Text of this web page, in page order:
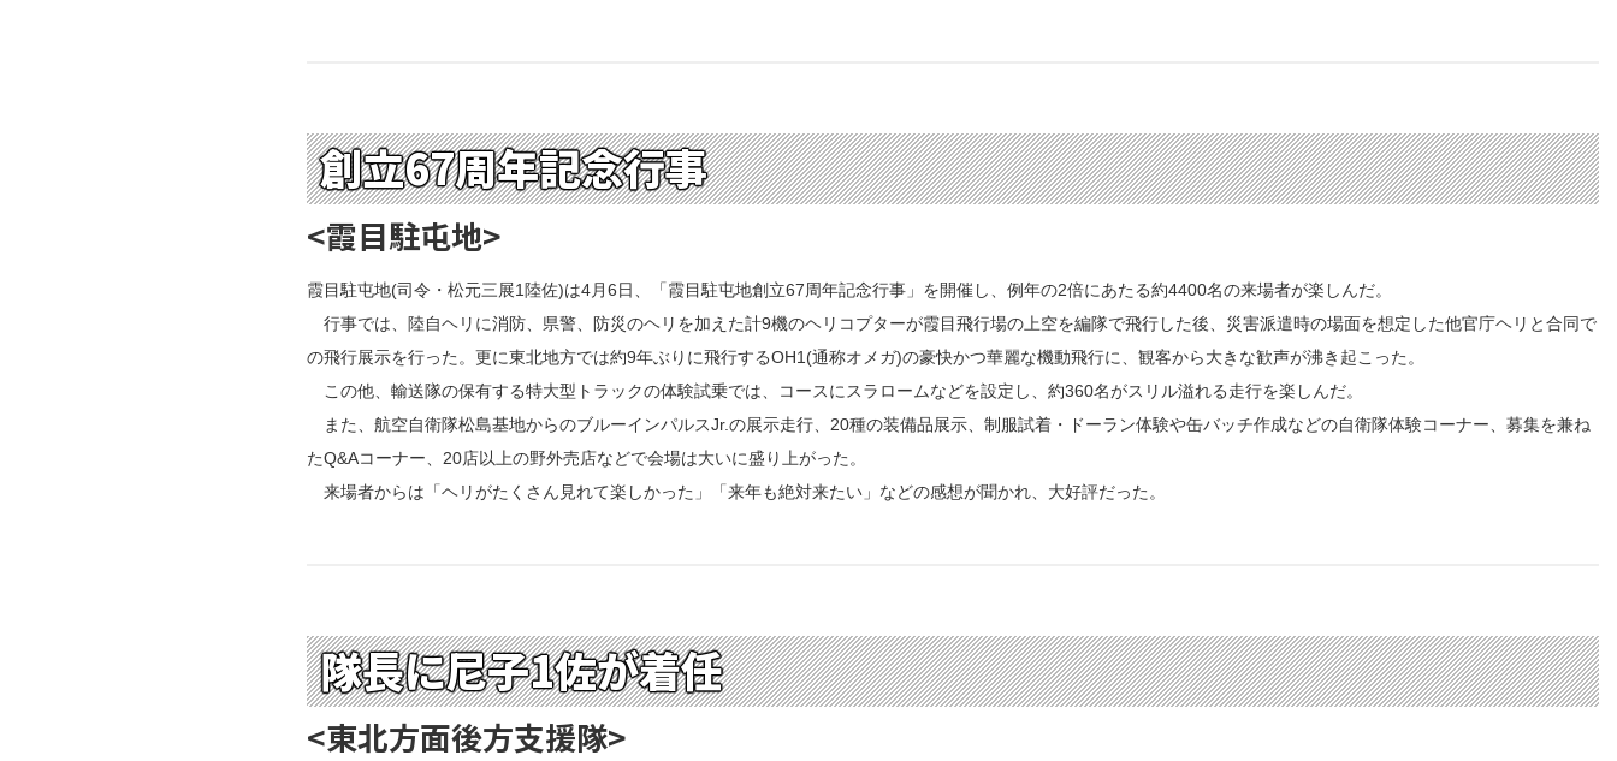
創立67周年記念行事
<霞目駐屯地>
霞目駐屯地(司令・松元三展1陸佐)は4月6日、「霞目駐屯地創立67周年記念行事」を開催し、例年の2倍にあたる約4400名の来場者が楽しんだ。
行事では、陸自ヘリに消防、県警、防災のヘリを加えた計9機のヘリコプターが霞目飛行場の上空を編隊で飛行した後、災害派遣時の場面を想定した他官庁ヘリと合同で
の飛行展示を行った。更に東北地方では約9年ぶりに飛行するOH1(通称オメガ)の豪快かつ華麗な機動飛行に、観客から大きな歓声が沸き起こった。
この他、輸送隊の保有する特大型トラックの体験試乗では、コースにスラロームなどを設定し、約360名がスリル溢れる走行を楽しんだ。
また、航空自衛隊松島基地からのブルーインパルスJr.の展示走行、20種の装備品展示、制服試着・ドーラン体験や缶バッチ作成などの自衛隊体験コーナー、募集を兼ね
たQ&Aコーナー、20店以上の野外売店などで会場は大いに盛り上がった。
来場者からは「ヘリがたくさん見れて楽しかった」「来年も絶対来たい」などの感想が聞かれ、大好評だった。
隊長に尼子1佐が着任
<東北方面後方支援隊>